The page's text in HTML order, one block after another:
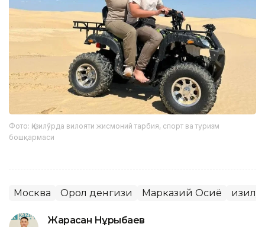
Фото: Қизилўрда вилояти жисмоний тарбия, спорт ва туризм
бошқармаси
Москва Орол денгизи Марказий Осиё
Жарасқан Нұрыбаев